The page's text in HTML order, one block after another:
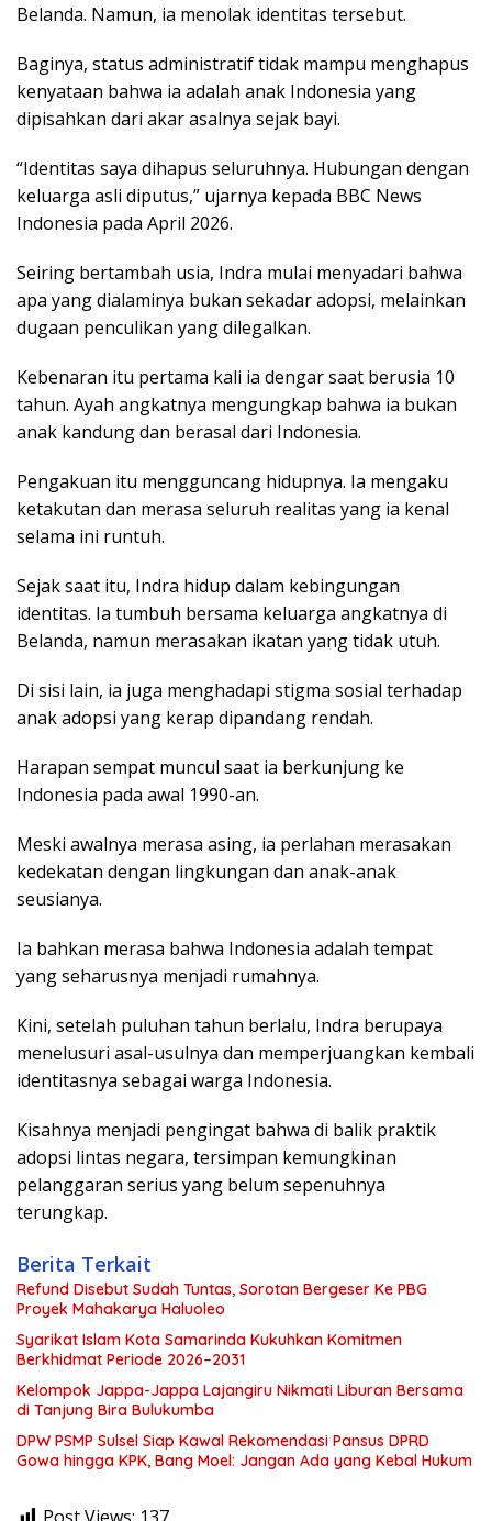
Belanda. Namun, ia menolak identitas tersebut.
Baginya, status administratif tidak mampu menghapus
kenyataan bahwa ia adalah anak Indonesia yang
dipisahkan dari akar asalnya sejak bayi.
“Identitas saya dihapus seluruhnya. Hubungan dengan
keluarga asli diputus,” ujarnya kepada BBC News
Indonesia pada April 2026.
Seiring bertambah usia, Indra mulai menyadari bahwa
apa yang dialaminya bukan sekadar adopsi, melainkan
dugaan penculikan yang dilegalkan.
Kebenaran itu pertama kali ia dengar saat berusia 10
tahun. Ayah angkatnya mengungkap bahwa ia bukan
anak kandung dan berasal dari Indonesia.
Pengakuan itu mengguncang hidupnya. Ia mengaku
ketakutan dan merasa seluruh realitas yang ia kenal
selama ini runtuh.
Sejak saat itu, Indra hidup dalam kebingungan
identitas. Ia tumbuh bersama keluarga angkatnya di
Belanda, namun merasakan ikatan yang tidak utuh.
Di sisi lain, ia juga menghadapi stigma sosial terhadap
anak adopsi yang kerap dipandang rendah.
Harapan sempat muncul saat ia berkunjung ke
Indonesia pada awal 1990-an.
Meski awalnya merasa asing, ia perlahan merasakan
kedekatan dengan lingkungan dan anak-anak
seusianya.
Ia bahkan merasa bahwa Indonesia adalah tempat
yang seharusnya menjadi rumahnya.
Kini, setelah puluhan tahun berlalu, Indra berupaya
menelusuri asal-usulnya dan memperjuangkan kembali
identitasnya sebagai warga Indonesia.
Kisahnya menjadi pengingat bahwa di balik praktik
adopsi lintas negara, tersimpan kemungkinan
pelanggaran serius yang belum sepenuhnya
terungkap.
Berita Terkait
Refund Disebut Sudah Tuntas, Sorotan Bergeser Ke PBG
Proyek Mahakarya Haluoleo
Syarikat Islam Kota Samarinda Kukuhkan Komitmen
Berkhidmat Periode 2026–2031
Kelompok Jappa-Jappa Lajangiru Nikmati Liburan Bersama
di Tanjung Bira Bulukumba
DPW PSMP Sulsel Siap Kawal Rekomendasi Pansus DPRD
Gowa hingga KPK, Bang Moel: Jangan Ada yang Kebal Hukum